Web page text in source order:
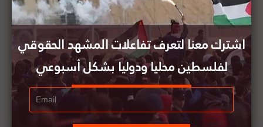
الضفة الغربية
اشترك معنا لتعرف تفاعلات المشهد الحقوقي
لفلسطين محليا ودوليا بشكل أسبوعي